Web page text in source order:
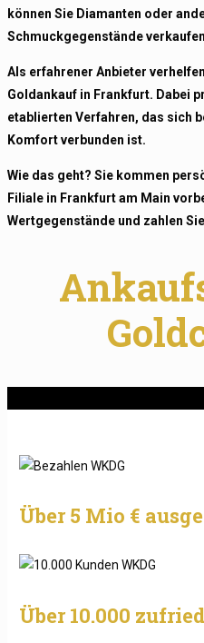
können Sie Diamanten oder
Schmuckgegenstände
Als erfahrener Anbieter
Goldankauf in Frankfurt. Dabei
etablierten Verfahren, das sich
Komfort verbunden ist.
Wie das geht? Sie kommen
Filiale in Frankfurt am Main
Wertgegenstände und zahlen
Über 5 Mio €
Über 10.000